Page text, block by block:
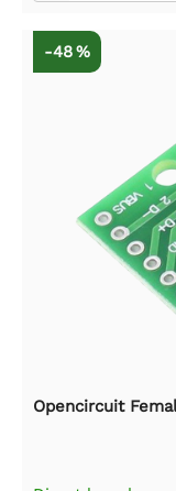
-48 %
Opencircuit